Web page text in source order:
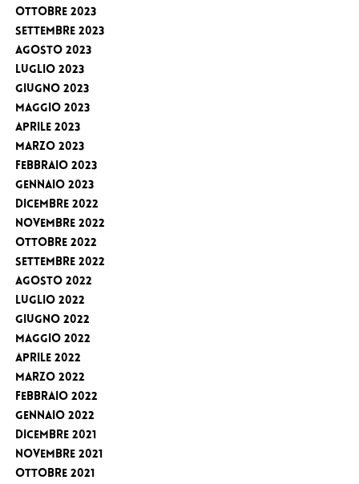
Ottobre 2023
Settembre 2023
Agosto 2023
Luglio 2023
Giugno 2023
Maggio 2023
Aprile 2023
Marzo 2023
Febbraio 2023
Gennaio 2023
Dicembre 2022
Novembre 2022
Ottobre 2022
Settembre 2022
Agosto 2022
Luglio 2022
Giugno 2022
Maggio 2022
Aprile 2022
Marzo 2022
Febbraio 2022
Gennaio 2022
Dicembre 2021
Novembre 2021
Ottobre 2021